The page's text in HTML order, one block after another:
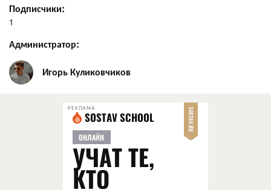
Подписчики:
1
Администратор:
Игорь Куликовчиков
РЕКЛАМА